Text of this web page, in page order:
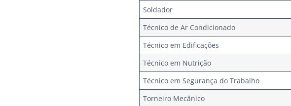
Soldador
Técnico de Ar Condicionado
Técnico em Edificações
Técnico em Nutrição
Técnico em Segurança do Trabalho
Torneiro Mecânico